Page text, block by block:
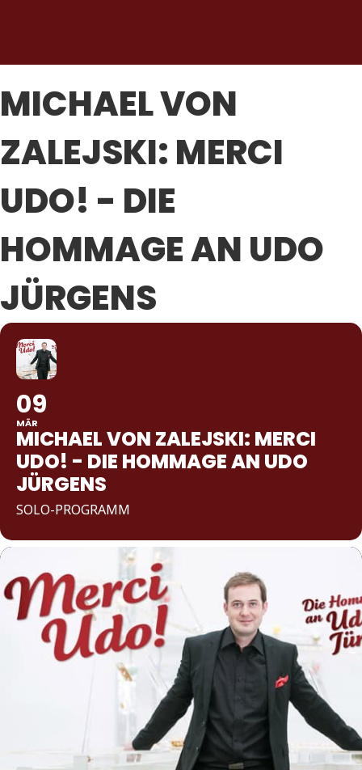
MICHAEL VON
ZALEJSKI: MERCI
UDO! - DIE
HOMMAGE AN UDO
JÜRGENS
09
MÄR
MICHAEL VON ZALEJSKI: MERCI
UDO! - DIE HOMMAGE AN UDO
JÜRGENS
SOLO-PROGRAMM